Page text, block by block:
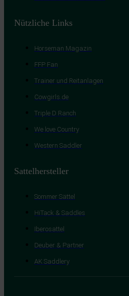
Nützliche Links
Horseman Magazin
FFP Fan
Trainer und Reitanlagen
Cowgirls.de
Triple D Ranch
We love Country
Western Saddler
Sattelhersteller
Sommer Sättel
HiTack & Saddles
Iberosattel
Deuber & Partner
AK Saddlery